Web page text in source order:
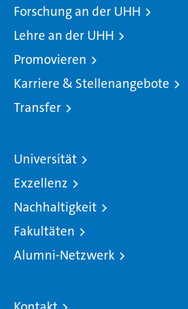
Forschung an der UHH
Lehre an der UHH
Promovieren
Karriere & Stellenangebote
Transfer
Universität
Exzellenz
Nachhaltigkeit
Fakultäten
Alumni-Netzwerk